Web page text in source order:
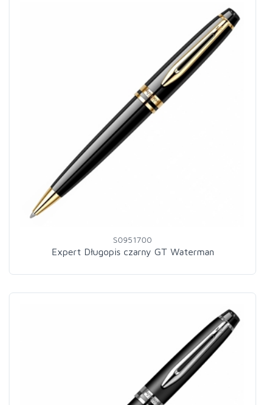
S0951700
Expert Długopis czarny GT Waterman